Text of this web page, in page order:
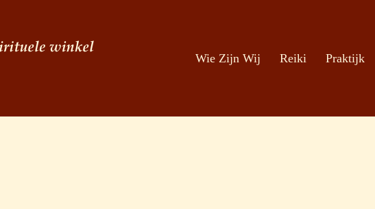
Ga naar de inhoud
Wie Zijn Wij Reiki Praktijk